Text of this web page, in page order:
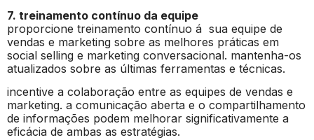
7. treinamento contínuo da equipe
proporcione treinamento contínuo á sua equipe de
vendas e marketing sobre as melhores práticas em
social selling e marketing conversacional. mantenha-os
atualizados sobre as últimas ferramentas e técnicas.
incentive a colaboração entre as equipes de vendas e
marketing. a comunicação aberta e o compartilhamento
de informações podem melhorar significativamente a
eficácia de ambas as estratégias.